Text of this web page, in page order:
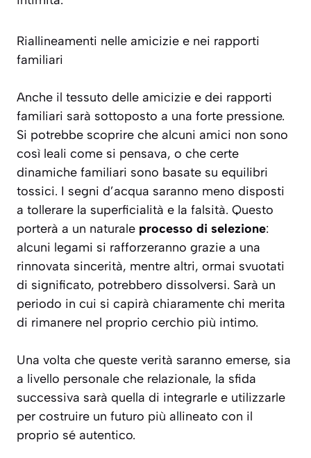
Riallineamenti nelle amicizie e nei rapporti
familiari
Anche il tessuto delle amicizie e dei rapporti
familiari sarà sottoposto a una forte pressione.
Si potrebbe scoprire che alcuni amici non sono
così leali come si pensava, o che certe
dinamiche familiari sono basate su equilibri
tossici. I segni d’acqua saranno meno disposti
a tollerare la superficialità e la falsità. Questo
porterà a un naturale processo di selezione:
alcuni legami si rafforzeranno grazie a una
rinnovata sincerità, mentre altri, ormai svuotati
di significato, potrebbero dissolversi. Sarà un
periodo in cui si capirà chiaramente chi merita
di rimanere nel proprio cerchio più intimo.
Una volta che queste verità saranno emerse, sia
a livello personale che relazionale, la sfida
successiva sarà quella di integrarle e utilizzarle
per costruire un futuro più allineato con il
proprio sé autentico.